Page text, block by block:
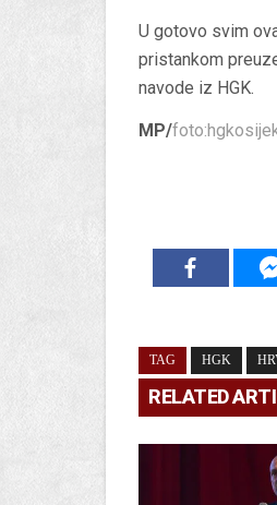
U gotovo svim
pristankom
navode iz HGK.
MP/
TAG HGK
RELATED